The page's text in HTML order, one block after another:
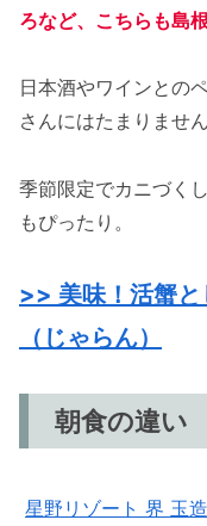
ろなど、こちらも島
日本酒やワインとの
さんにはたまりません
季節限定でカニづく
もぴったり。
>> 美味！活蟹
（じゃらん）
朝食の違い
星野リゾート 界 玉